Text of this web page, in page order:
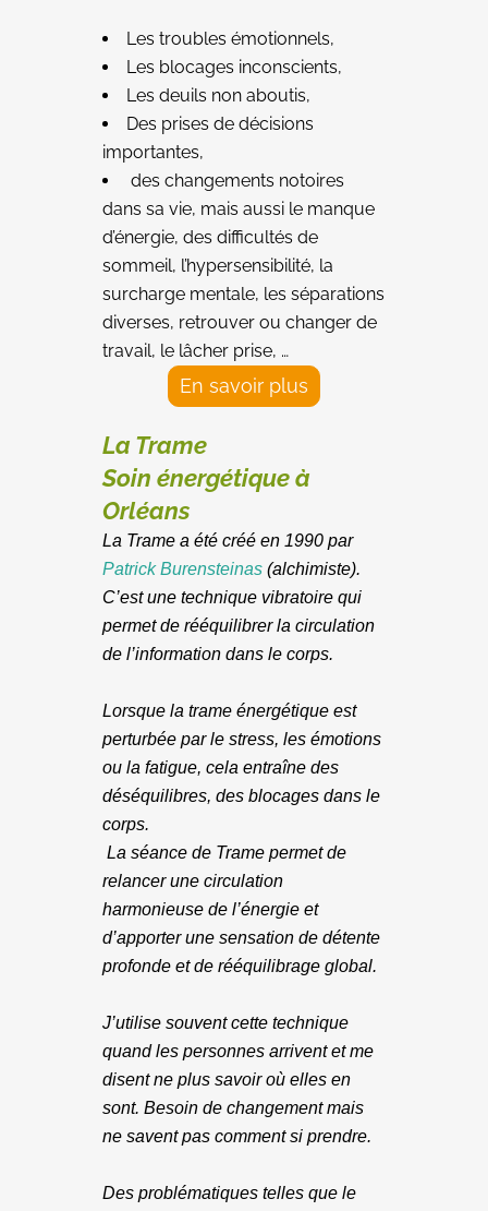
Les troubles émotionnels,
Les blocages inconscients,
Les deuils non aboutis,
Des prises de décisions
importantes,
des changements notoires
dans sa vie, mais aussi le manque
d’énergie, des difficultés de
sommeil, l’hypersensibilité, la
surcharge mentale, les séparations
diverses, retrouver ou changer de
travail, le lâcher prise, …
En savoir plus
La Trame
Soin énergétique à
Orléans
La Trame a été créé en 1990 par
Patrick Burensteinas (alchimiste).
C’est une technique vibratoire qui
permet de rééquilibrer la circulation
de l’information dans le corps.
Lorsque la trame énergétique est
perturbée par le stress, les émotions
ou la fatigue, cela entraîne des
déséquilibres, des blocages dans le
corps.
La séance de Trame permet de
relancer une circulation
harmonieuse de l’énergie et
d’apporter une sensation de détente
profonde et de rééquilibrage global.
J’utilise souvent cette technique
quand les personnes arrivent et me
disent ne plus savoir où elles en
sont. Besoin de changement mais
ne savent pas comment si prendre.
Des problématiques telles que le